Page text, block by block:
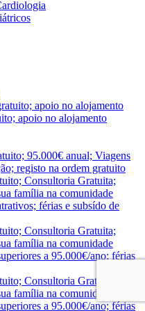
apoio no alojamento
apoio no alojamento
95.000€ anual; Viagens
registo na ordem gratuito
Consultoria Gratuita;
família na comunidade
férias e subsído de
Consultoria Gratuita;
família na comunidade
a 95.000€/ano; férias
Consultoria Gratuita;
família na comunidade
a 95.000€/ano; férias